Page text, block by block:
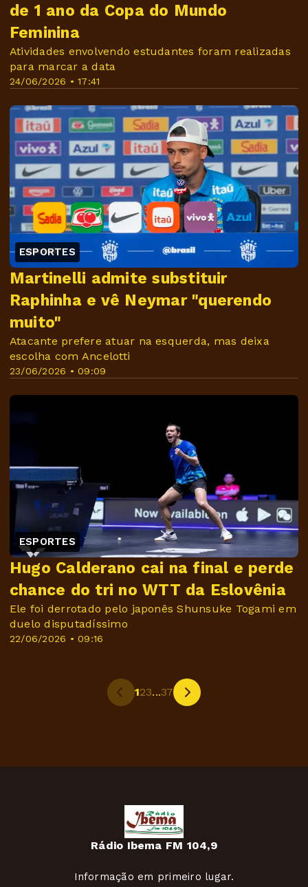
24/06/2026 • 17:41
de 1 ano da Copa do Mundo
Feminina
Atividades envolvendo estudantes foram realizadas
para marcar a data
ESPORTES
23/06/2026 • 09:09
Martinelli admite substituir
Raphinha e vê Neymar "querendo
muito"
Atacante prefere atuar na esquerda, mas deixa
escolha com Ancelotti
ESPORTES
22/06/2026 • 09:16
Hugo Calderano cai na final e perde
chance do tri no WTT da Eslovênia
Ele foi derrotado pelo japonês Shunsuke Togami em
duelo disputadíssimo
123...37
Rádio Ibema FM 104,9
Informação em primeiro lugar.